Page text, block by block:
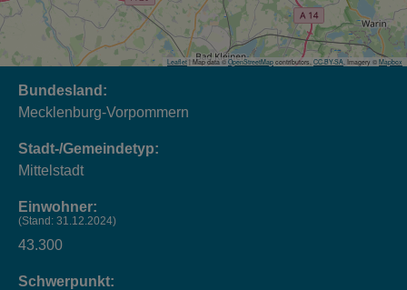
Leaflet | Map data © OpenStreetMap contributors, CC-BY-SA, Imagery © Mapbox
Bundesland:
Mecklenburg-Vorpommern
Stadt-/Gemeindetyp:
Mittelstadt
Einwohner:
(Stand: 31.12.2024)
43.300
Schwerpunkt: